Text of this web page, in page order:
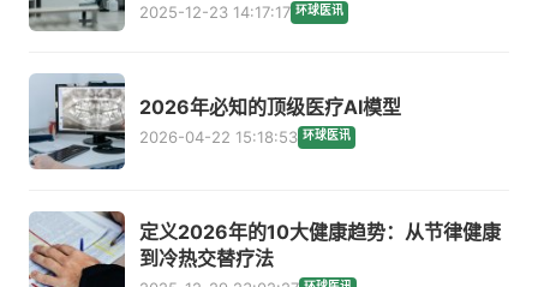
2025-12-23 14:17:17 环球医讯
2026年必知的顶级医疗AI模型
2026-04-22 15:18:53 环球医讯
定义2026年的10大健康趋势：从节律健康
到冷热交替疗法